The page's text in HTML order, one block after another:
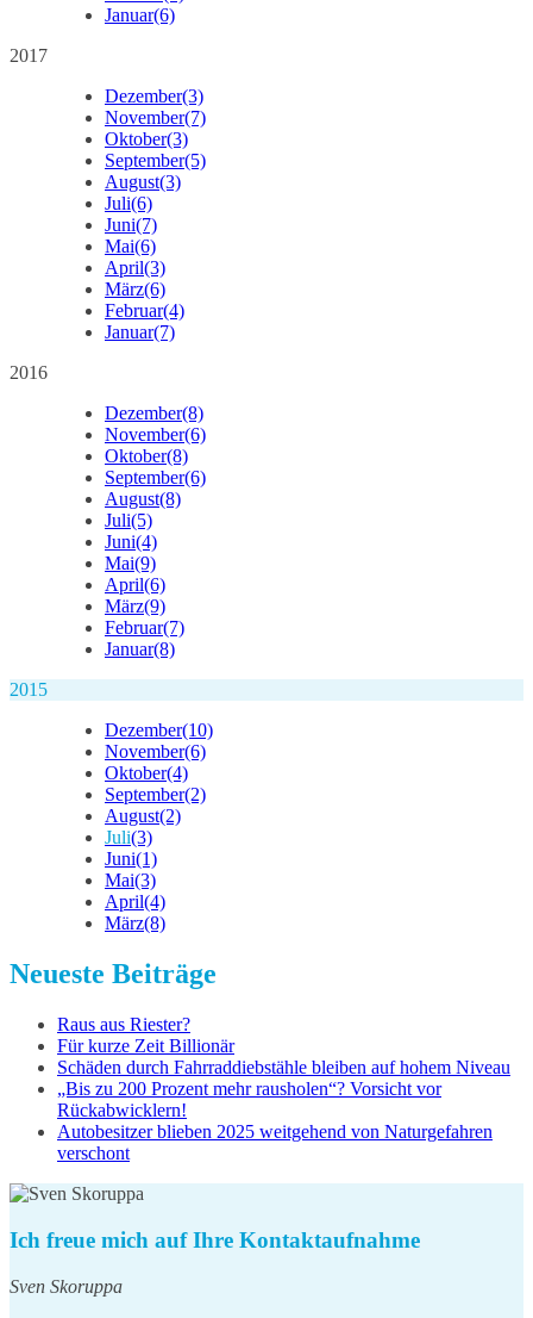
Januar(6)
2017
Dezember(3)
November(7)
Oktober(3)
September(5)
August(3)
Juli(6)
Juni(7)
Mai(6)
April(3)
März(6)
Februar(4)
Januar(7)
2016
Dezember(8)
November(6)
Oktober(8)
September(6)
August(8)
Juli(5)
Juni(4)
Mai(9)
April(6)
März(9)
Februar(7)
Januar(8)
2015
Dezember(10)
November(6)
Oktober(4)
September(2)
August(2)
Juli(3)
Juni(1)
Mai(3)
April(4)
März(8)
Neueste Beiträge
Raus aus Riester?
Für kurze Zeit Billionär
Schäden durch Fahrraddiebstähle bleiben auf hohem Niveau
„Bis zu 200 Prozent mehr rausholen“? Vorsicht vor
Rückabwicklern!
Autobesitzer blieben 2025 weitgehend von Naturgefahren
verschont
Ich freue mich auf Ihre Kontaktaufnahme
Sven Skoruppa